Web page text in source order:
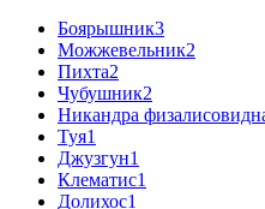
Боярышник3
Можжевельник2
Пихта2
Чубушник2
Никандра
Туя1
Джузгун1
Клематис1
Долихос1